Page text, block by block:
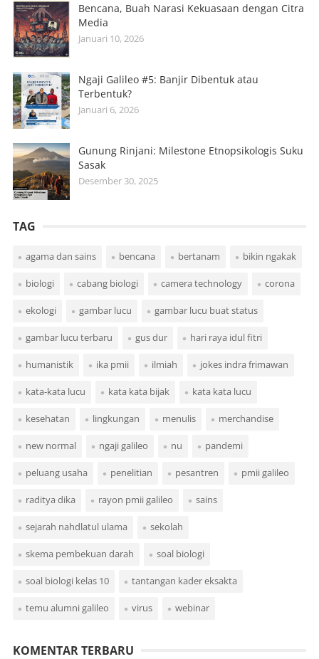
Bencana, Buah Narasi Kekuasaan dengan Citra
Media
Januari 10, 2026
Ngaji Galileo #5: Banjir Dibentuk atau
Terbentuk?
Januari 6, 2026
Gunung Rinjani: Milestone Etnopsikologis Suku
Sasak
Desember 30, 2025
TAG
agama dan sains bencana bertanam bikin ngakak
biologi cabang biologi camera technology corona
ekologi gambar lucu gambar lucu buat status
gambar lucu terbaru gus dur hari raya idul fitri
humanistik ika pmii ilmiah jokes indra frimawan
kata-kata lucu kata kata bijak kata kata lucu
kesehatan lingkungan menulis merchandise
new normal ngaji galileo nu pandemi
peluang usaha penelitian pesantren pmii galileo
raditya dika rayon pmii galileo sains
sejarah nahdlatul ulama sekolah
skema pembekuan darah soal biologi
soal biologi kelas 10 tantangan kader eksakta
temu alumni galileo virus webinar
KOMENTAR TERBARU